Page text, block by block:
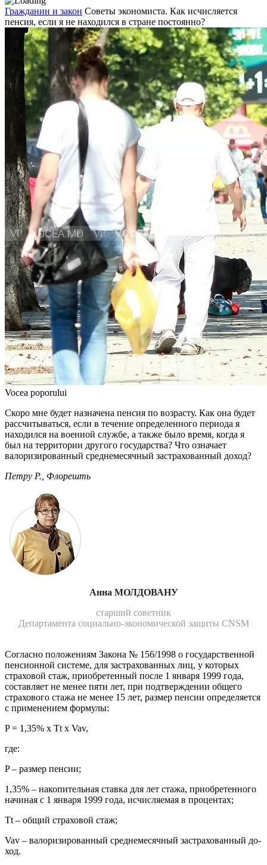
Гражданин и закон Советы экономиста. Как исчисляется
пенсия, если я не находился в стране постоянно?
Vocea poporului
Скоро мне будет назначена пенсия по возрасту. Как она будет
рассчитываться, если в течение определенного периода я
находился на военной службе, а также было время, когда я
был на территории другого государства? Что означает
валоризированный среднемесячный застра­хованный доход?
Петру Р., Флорешть
Анна МОЛДОВАНУ
старший советник
Департамента социально-экономической защиты CNSM
Согласно положениям Закона № 156/1998 о государственной
пенсионной системе, для застра­хованных лиц, у которых
страхо­вой стаж, приобретенный после 1 января 1999 года,
составляет не менее пяти лет, при подтвержде­нии общего
страхового стажа не менее 15 лет, размер пенсии опре­деляется
с применением фор­мулы:
P = 1,35% x Tt x Vav,
где:
P – размер пенсии;
1,35% – накопительная ставка для лет стажа, приобретенного
начиная с 1 января 1999 года, исчисляемая в процентах;
Tt – общий страховой стаж;
Vav – валоризированный сред­немесячный застрахованный до-
ход.